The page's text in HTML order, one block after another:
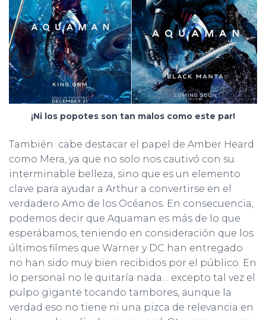
¡Ni los popotes son tan malos como este par!
También cabe destacar el papel de Amber Heard
como Mera, ya que no solo nos cautivó con su
interminable belleza, sino que es un elemento
clave para ayudar a Arthur a convertirse en el
verdadero Amo de los Océanos. En consecuencia,
podemos decir que Aquaman es más de lo que
esperábamos, teniendo en consideración que los
últimos filmes que Warner y DC han entregado
no han sido muy bien recibidos por el público. En
lo personal no le quitaría nada… excepto tal vez el
pulpo gigante tocando tambores, aunque la
verdad eso no tiene ni una pizca de relevancia en